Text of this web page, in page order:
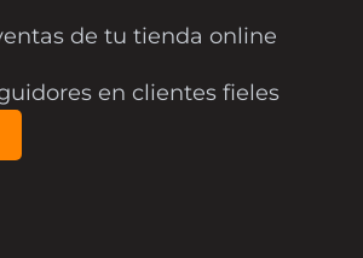
de tu tienda online
en clientes fieles